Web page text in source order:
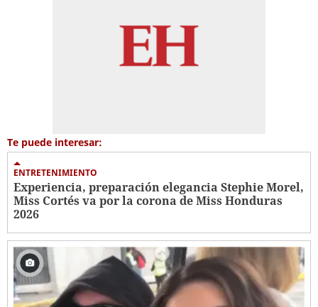
Te puede interesar:
ENTRETENIMIENTO
Experiencia, preparación elegancia Stephie Morel,
Miss Cortés va por la corona de Miss Honduras
2026